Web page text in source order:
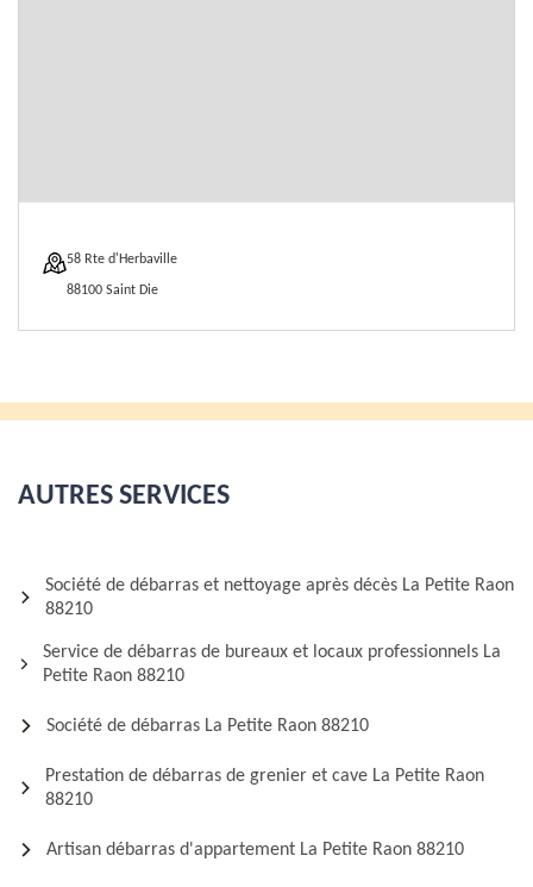
58 Rte d'Herbaville
88100 Saint Die
AUTRES SERVICES
Société de débarras et nettoyage après décès La Petite Raon
88210
Service de débarras de bureaux et locaux professionnels La
Petite Raon 88210
Société de débarras La Petite Raon 88210
Prestation de débarras de grenier et cave La Petite Raon
88210
Artisan débarras d'appartement La Petite Raon 88210